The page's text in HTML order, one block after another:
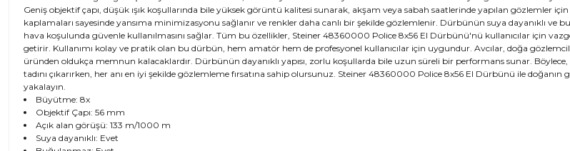
Geniş objektif çapı, düşük ışık koşullarında bile yüksek görüntü kalitesi sunarak, akşam veya sabah saatlerinde yapılan gözlemler için
kaplamaları sayesinde yansıma minimizasyonu sağlanır ve renkler daha canlı bir şekilde gözlemlenir. Dürbünün suya dayanıklı ve
hava koşulunda güvenle kullanılmasını sağlar. Tüm bu özellikler, Steiner 48360000 Police 8x56 El Dürbünü'nü kullanıcılar için
getirir. Kullanımı kolay ve pratik olan bu dürbün, hem amatör hem de profesyonel kullanıcılar için uygundur. Avcılar, doğa
üründen oldukça memnun kalacaklardır. Dürbünün dayanıklı yapısı, zorlu koşullarda bile uzun süreli bir performans sunar.
tadını çıkarırken, her anı en iyi şekilde gözlemleme fırsatına sahip olursunuz. Steiner 48360000 Police 8x56 El Dürbünü ile doğanın
yakalayın.
Büyütme: 8x
Objektif Çapı: 56 mm
Açık alan görüşü: 133 m/1000 m
Suya dayanıklı: Evet